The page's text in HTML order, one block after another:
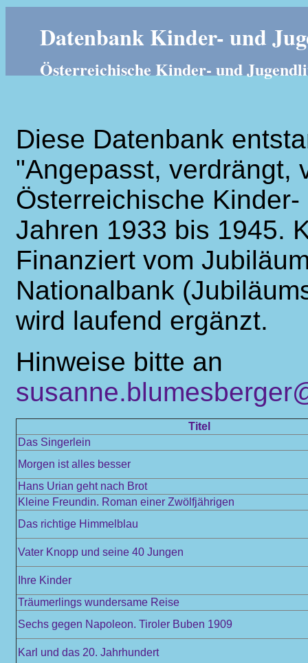
Datenbank Kinder- und
Österreichische Kinder- und
Diese Datenbank
"Angepasst, verdrängt,
Österreichische
Jahren 1933 bis 1945.
Finanziert vom
Nationalbank
wird laufend ergänzt.
Hinweise bitte an
Titel
Das Singerlein
Morgen ist alles besser
Hans Urian geht nach Brot
Kleine Freundin. Roman einer Zwölfjährigen
Das richtige Himmelblau
Vater Knopp und seine 40 Jungen
Ihre Kinder
Träumerlings wundersame Reise
Sechs gegen Napoleon. Tiroler Buben 1909
Karl und das 20. Jahrhundert